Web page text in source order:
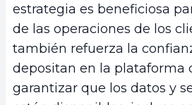
estrategia es beneficiosa
de las operaciones de los
también refuerza la
depositan en la plataforma
garantizar que los datos y